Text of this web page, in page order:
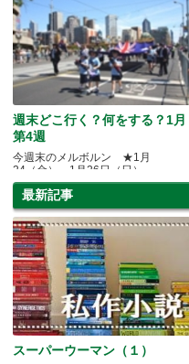
週末どこ行く？何をする？1月
第4週
今週末のメルボルン ★1月
24（金）～1月26日（日）
最新記事
スーパーウーマン（１）